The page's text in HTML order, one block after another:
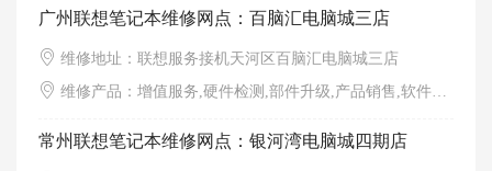
广州联想笔记本维修网点：百脑汇电脑城三店
维修地址：联想服务接机天河区百脑汇电脑城三店
维修产品：增值服务,硬件检测,部件升级,产品销售,软件调试,外观清洁
常州联想笔记本维修网点：银河湾电脑城四期店